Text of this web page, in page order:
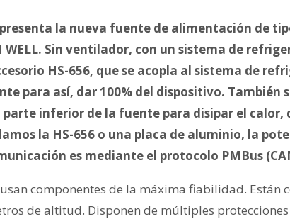
la nueva fuente de alimentación de
WELL. Sin ventilador, con un sistema de
HS-656, que se acopla al sistema de
para así, dar 100% del dispositivo. También
inferior de la fuente para disipar el calor,
la HS-656 o una placa de aluminio, la
es mediante el protocolo PMBus
componentes de la máxima fiabilidad. Están
de altitud. Disponen de múltiples